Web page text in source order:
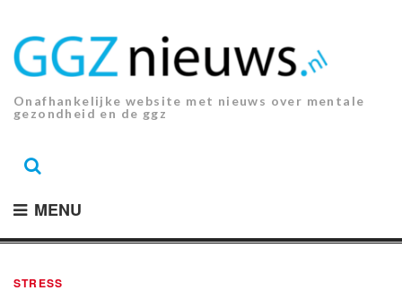
inhoud.
Onafhankelijke website met nieuws over mentale
gezondheid en de ggz
MENU
STRESS